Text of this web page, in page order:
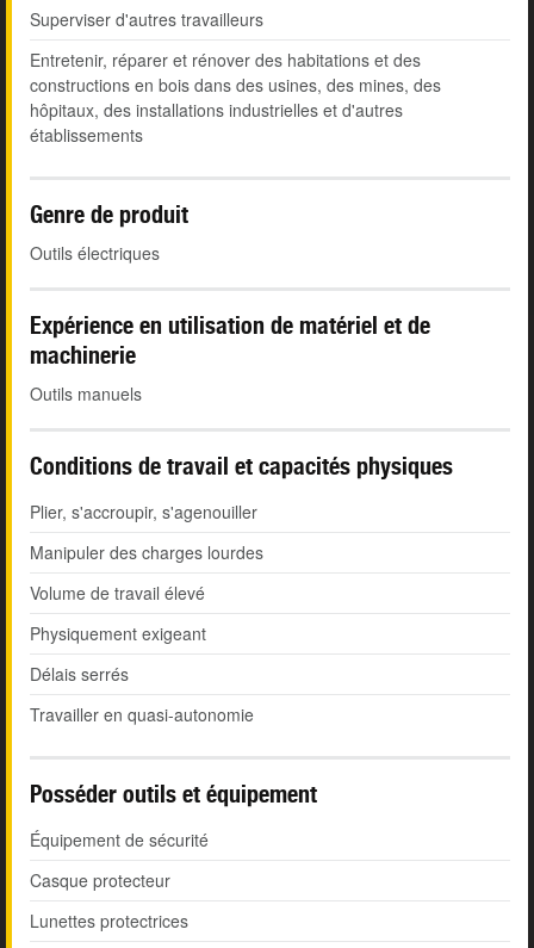
Superviser d'autres travailleurs
Entretenir, réparer et rénover des habitations et des
constructions en bois dans des usines, des mines, des
hôpitaux, des installations industrielles et d'autres
établissements
Genre de produit
Outils électriques
Expérience en utilisation de matériel et de
machinerie
Outils manuels
Conditions de travail et capacités physiques
Plier, s'accroupir, s'agenouiller
Manipuler des charges lourdes
Volume de travail élevé
Physiquement exigeant
Délais serrés
Travailler en quasi-autonomie
Posséder outils et équipement
Équipement de sécurité
Casque protecteur
Lunettes protectrices